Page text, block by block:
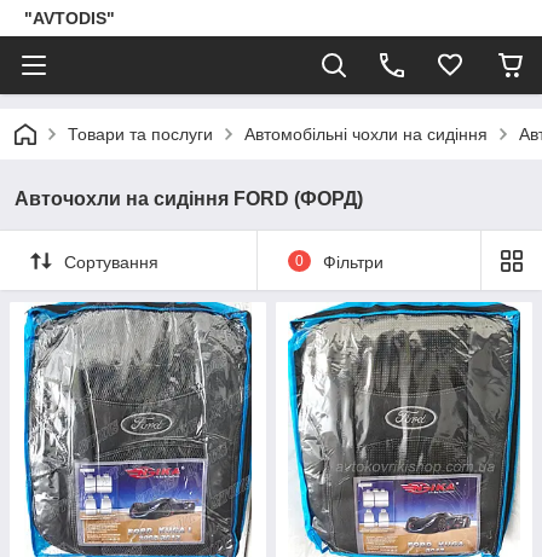
"AVTODIS"
Товари та послуги Автомобільні чохли на сидіння
Авточохли на сидіння FORD (ФОРД)
Сортування 0 Фільтри